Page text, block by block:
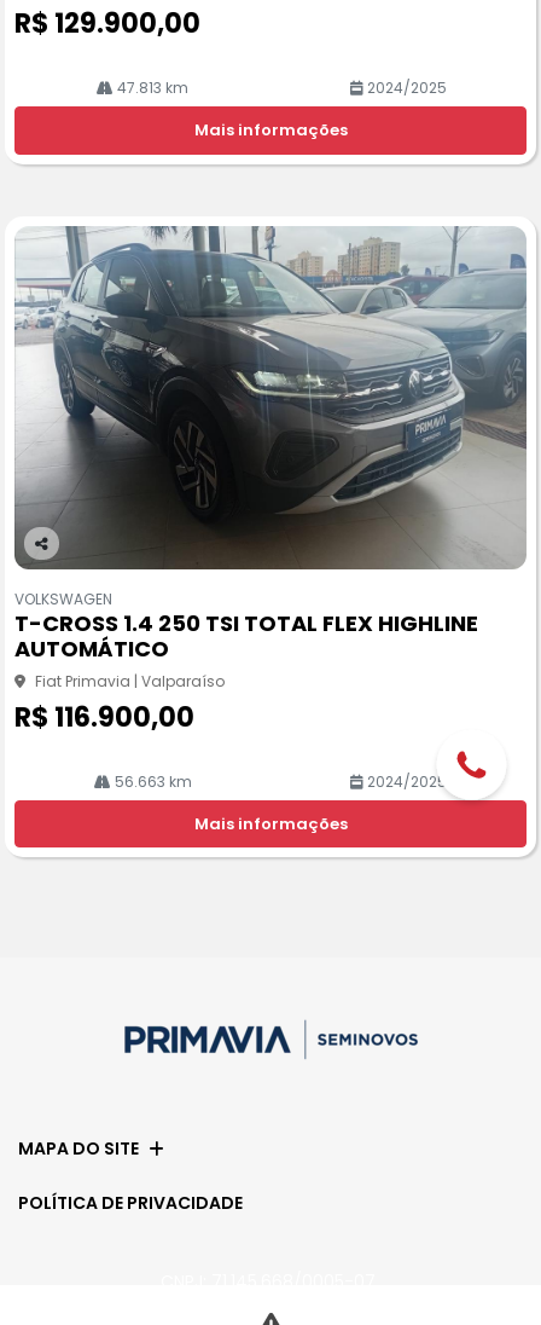
R$ 129.900,00
47.813 km 2024/2025
Mais informações
Co
pa
rtil
he
VOLKSWAGEN
T-CROSS 1.4 250 TSI TOTAL FLEX HIGHLINE
AUTOMÁTICO
Fiat Primavia | Valparaíso
R$ 116.900,00
56.663 km 2024/2025
Mais informações
MAPA DO SITE
POLÍTICA DE PRIVACIDADE